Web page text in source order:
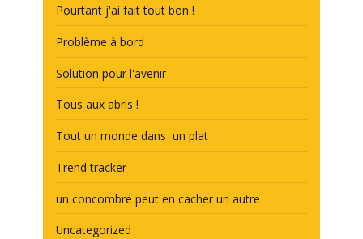
Pourtant j'ai fait tout bon !
Problème à bord
Solution pour l'avenir
Tous aux abris !
Tout un monde dans un plat
Trend tracker
un concombre peut en cacher un autre
Uncategorized